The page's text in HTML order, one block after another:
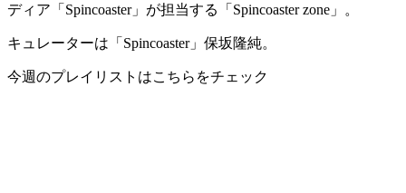
ディア「Spincoaster」が担当する「Spincoaster zone」。
キュレーターは「Spincoaster」保坂隆純。
今週のプレイリストはこちらをチェック